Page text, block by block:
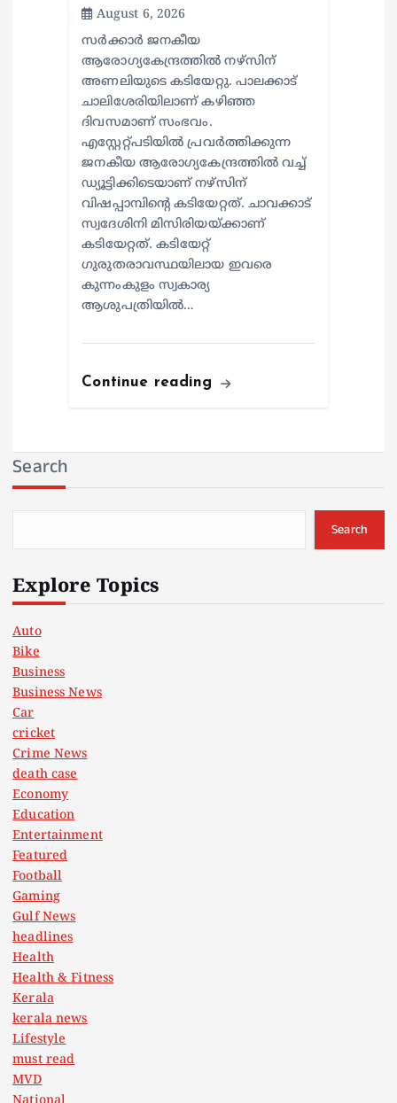
August 6, 2026
സര്‍ക്കാര്‍ ജനകീയ
ആരോഗ്യകേന്ദ്രത്തില്‍ നഴ്സിന്
അണലിയുടെ കടിയേറ്റു. പാലക്കാട്
ചാലിശേരിയിലാണ് കഴിഞ്ഞ
ദിവസമാണ് സംഭവം.
എസ്റ്റേറ്റ്പടിയില്‍ പ്രവര്‍ത്തിക്കുന്ന
ജനകീയ ആരോഗ്യകേന്ദ്രത്തില്‍ വച്ച്
ഡ്യൂട്ടിക്കിടെയാണ് നഴ്സിന്
വിഷപ്പാമ്പിന്റെ കടിയേറ്റത്. ചാവക്കാട്
സ്വദേശിനി മിസിരിയയ്ക്കാണ്
കടിയേറ്റത്. കടിയേറ്റ്
ഗുരുതരാവസ്ഥയിലായ ഇവരെ
കുന്നംകുളം സ്വകാര്യ
ആശുപത്രിയില്‍…
Continue reading
Search
Search
Explore Topics
Auto
Bike
Business
Business News
Car
cricket
Crime News
death case
Economy
Education
Entertainment
Featured
Football
Gaming
Gulf News
headlines
Health
Health & Fitness
Kerala
kerala news
Lifestyle
must read
MVD